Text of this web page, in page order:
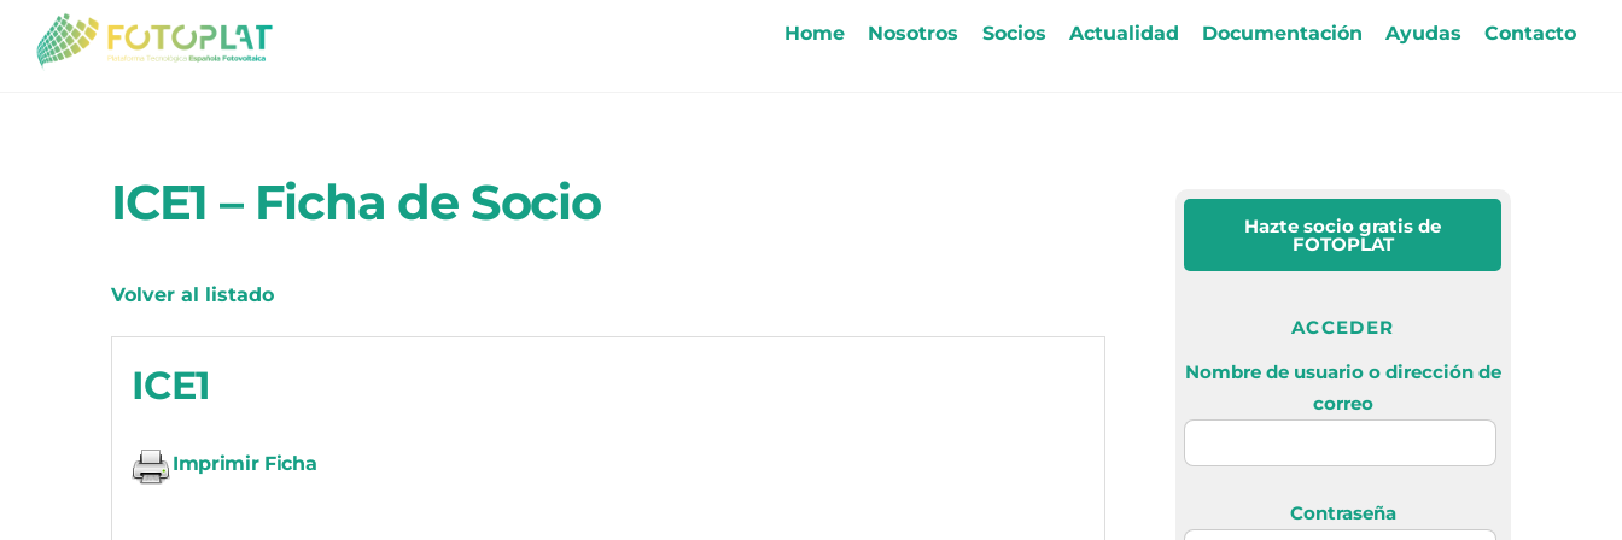
content
Home Nosotros Socios Actualidad Documentación Ayudas Contacto
ICE1 – Ficha de Socio
Volver al listado
ICE1
Imprimir Ficha
Hazte socio gratis de
FOTOPLAT
ACCEDER
Nombre de usuario o dirección de
correo
Contraseña